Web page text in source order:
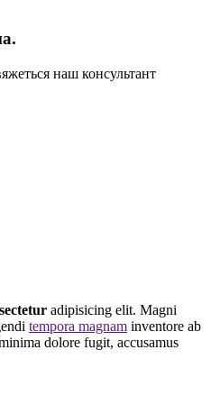
наш консультант
adipisicing elit. Magni
tempora magnam inventore ab
dolore fugit, accusamus